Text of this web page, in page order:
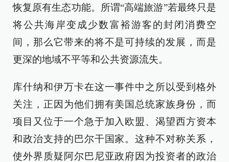
恢复原有生态功能。所谓“高端旅游”若最终只是
将公共海岸变成少数富裕游客的封闭消费空
间，那么它带来的将不是可持续的发展，而是
更深的地域不平等和公共资源流失。
库什纳和伊万卡在这一事件中之所以受到格外
关注，正因为他们拥有美国总统家族身份，而
项目又位于一个急于加入欧盟、渴望西方资本
和政治支持的巴尔干国家。这种不对称关系，
使外界质疑阿尔巴尼亚政府因为投资者的政治